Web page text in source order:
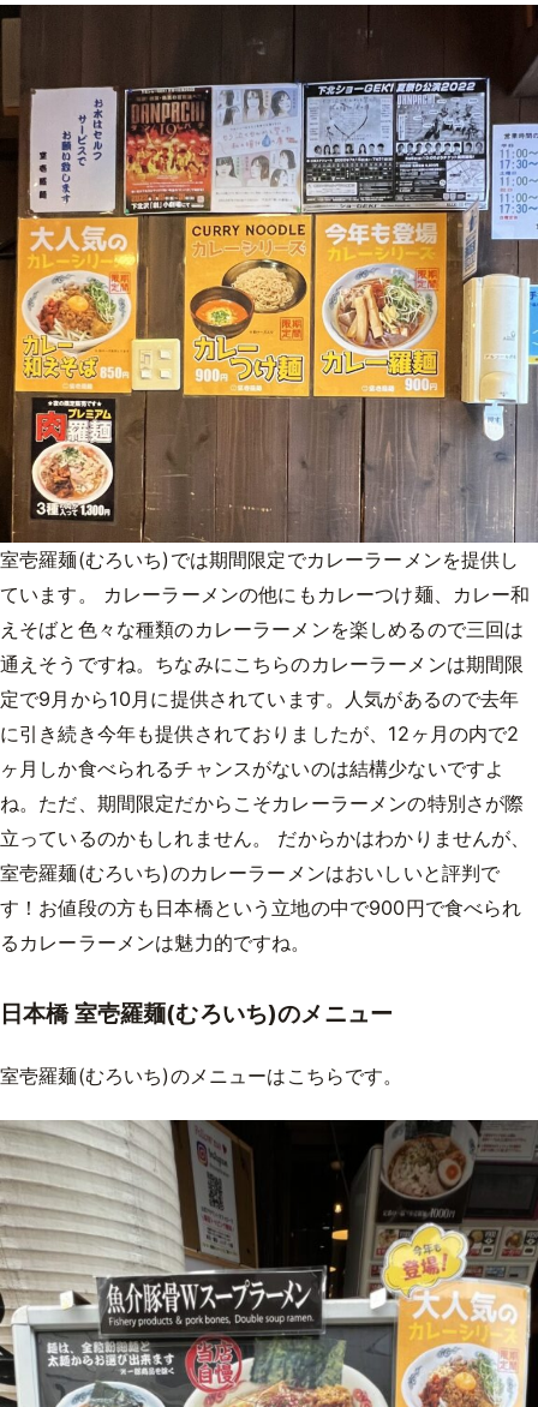
室壱羅麺(むろいち)では期間限定でカレーラーメンを提供し
ています。 カレーラーメンの他にもカレーつけ麺、カレー和
えそばと色々な種類のカレーラーメンを楽しめるので三回は
通えそうですね。ちなみにこちらのカレーラーメンは期間限
定で9月から10月に提供されています。人気があるので去年
に引き続き今年も提供されておりましたが、12ヶ月の内で2
ヶ月しか食べられるチャンスがないのは結構少ないですよ
ね。ただ、期間限定だからこそカレーラーメンの特別さが際
立っているのかもしれません。 だからかはわかりませんが、
室壱羅麺(むろいち)のカレーラーメンはおいしいと評判で
す！お値段の方も日本橋という立地の中で900円で食べられ
るカレーラーメンは魅力的ですね。
日本橋 室壱羅麺(むろいち)のメニュー
室壱羅麺(むろいち)のメニューはこちらです。